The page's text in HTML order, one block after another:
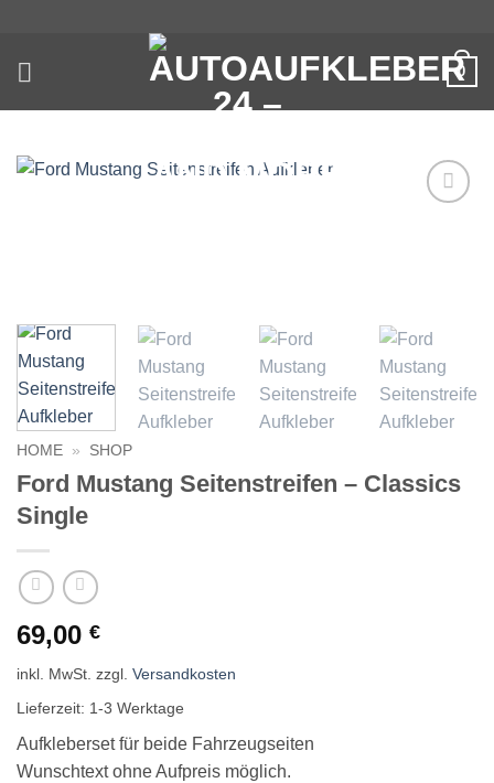
springen
0
HOME » SHOP
Ford Mustang Seitenstreifen – Classics
Single
69,00 €
inkl. MwSt. zzgl. Versandkosten
Lieferzeit: 1-3 Werktage
Aufkleberset für beide Fahrzeugseiten
Wunschtext ohne Aufpreis möglich.